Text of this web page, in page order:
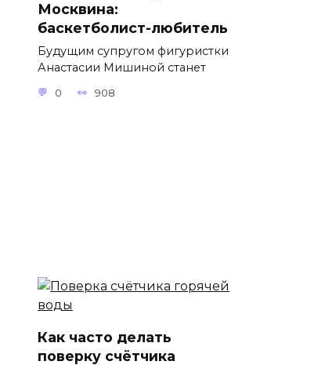
Москвина:
баскетболист-любитель
Будущим супругом фигуристки
Анастасии Мишиной станет
0 908
Как часто делать
поверку счётчика